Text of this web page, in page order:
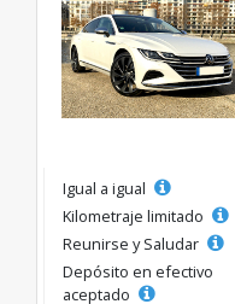
Igual a igual
Kilometraje limitado
Reunirse y Saludar
Depósito en efectivo
aceptado